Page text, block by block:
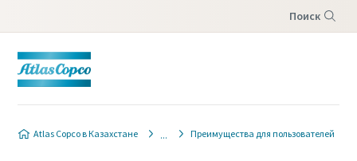
Поиск
Atlas Copco в Казахстане Преимущества для пользователей